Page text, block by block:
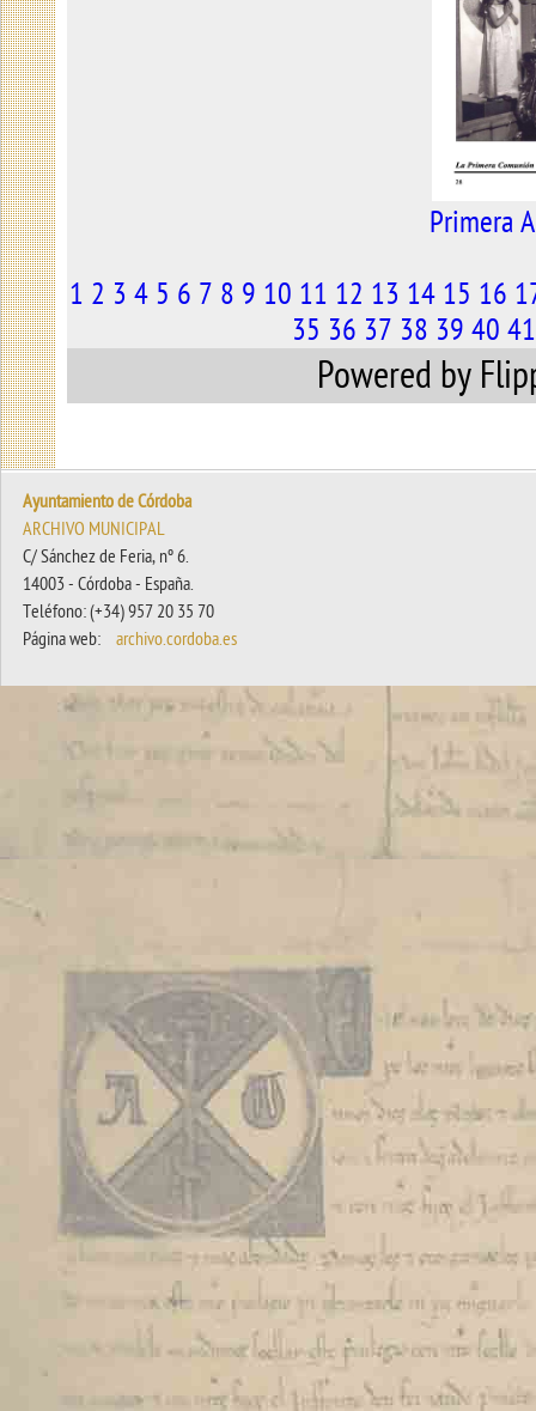
Primera
1 2 3 4 5 6 7 8 9 10 11 12 13 14 15 16
35 36 37 38 39 40 41
Powered by
Ayuntamiento de Córdoba
ARCHIVO MUNICIPAL
C/ Sánchez de Feria, nº 6.
14003 - Córdoba - España.
Teléfono: (+34) 957 20 35 70
Página web:
archivo.cordoba.es